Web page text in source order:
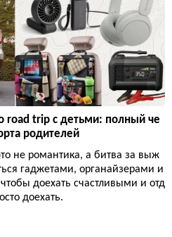
road trip с детьми: полный че
родителей
не романтика, а битва за выж
гаджетами, органайзерами и
доехать счастливыми и отд
доехать.